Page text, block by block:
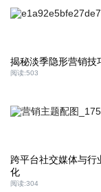
揭秘淡季隐形营销技
阅读:503
跨平台社交媒体与行
化
阅读:304